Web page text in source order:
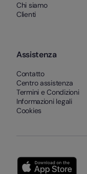
Chi siamo
Clienti
Assistenza
Contatto
Centro assistenza
Termini e Condizioni
Informazioni legali
Cookies